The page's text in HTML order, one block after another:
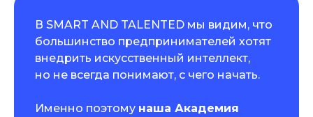
В SMART AND TALENTED мы видим, что
большинство предпринимателей хотят
внедрить искусственный интеллект,
но не всегда понимают, с чего начать.
Именно поэтому наша Академия